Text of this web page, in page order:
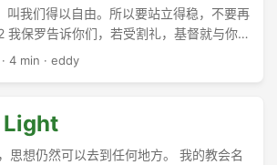
叫我们得以自由。所以要站立得稳，不要再
我保罗告诉你们，若受割礼，基督就与你们
凡受割礼的人确实的说，他是欠着行全律
礼不受割礼全无功效，惟独使人生发仁爱
你们向来跑得好，有谁拦阻你们，叫你们不
的劝导不是出于那召你们的。9 一点麵酵能
· 4 min · eddy
Light
思想仍然可以去到任何地方。 我的教会名